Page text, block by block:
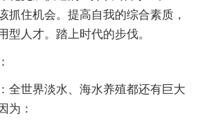
抓住机会。提高自我的综合素质，
型人才。踏上时代的步伐。
世界淡水、海水养殖都还有巨大
为：